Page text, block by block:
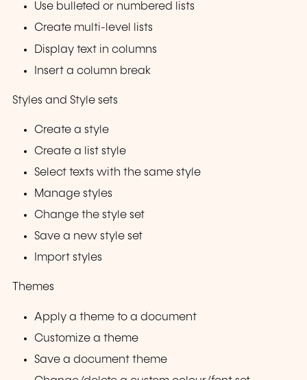
Use bulleted or numbered lists
Create multi-level lists
Display text in columns
Insert a column break
Styles and Style sets
Create a style
Create a list style
Select texts with the same style
Manage styles
Change the style set
Save a new style set
Import styles
Themes
Apply a theme to a document
Customize a theme
Save a document theme